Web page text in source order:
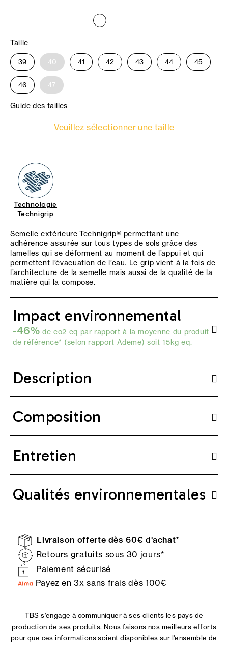
Taille
39 40 41 42 43 44 45
46 47
Guide des tailles
Veuillez sélectionner une taille
Technologie
Technigrip
Semelle extérieure Technigrip® permettant une
adhérence assurée sur tous types de sols grâce des
lamelles qui se déforment au moment de l’appui et qui
permettent l’évacuation de l’eau. Le grip vient à la fois de
l’architecture de la semelle mais aussi de la qualité de la
matière qui la compose.
Impact environnemental
-46% de co2 eq par rapport à la moyenne du produit
de référence* (selon rapport Ademe) soit 15kg eq.
Description
Composition
Entretien
Qualités environnementales
Livraison offerte dès 60€ d'achat*
Retours gratuits sous 30 jours*
Paiement sécurisé
Payez en 3x sans frais dès 100€
TBS s'engage à communiquer à ses clients les pays de
production de ses produits. Nous faisons nos meilleurs efforts
pour que ces informations soient disponibles sur l'ensemble de